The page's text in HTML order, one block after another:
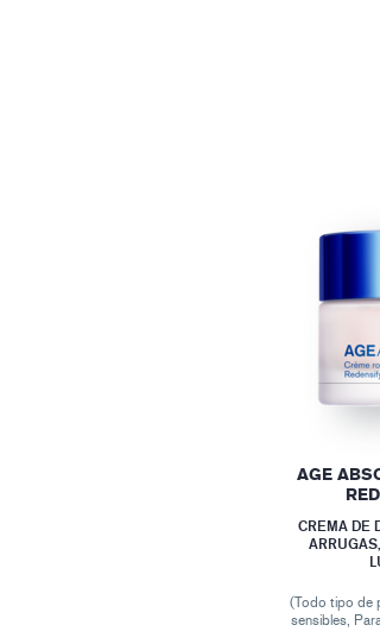
AGE
CREMA DE
(Todo tipo de
sensibles,